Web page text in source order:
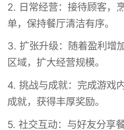
2. 日常经营：接待顾客，
单，保持餐厅清洁有序。
3. 扩张升级：随着盈利增
区域，扩大经营规模。
4. 挑战与成就：完成游戏
成就，获得丰厚奖励。
5. 社交互动：与好友分享